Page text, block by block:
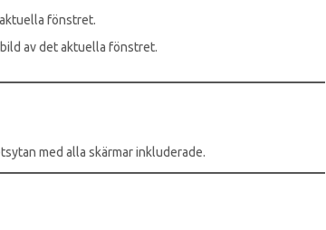
fönstret.
av det aktuella fönstret.
med alla skärmar inkluderade.